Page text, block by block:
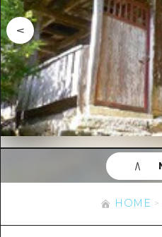
추천
아트
이벤트/축제
음식/술
사이클링
쇼핑
스포츠
나이트 라
목록
Dive!
히로시마시
아키(安芸)
빈고(備後)
관광지・체험
목록
히로시마시
아키(安芸)
빈고(備後)
비북(備北)
게이호쿠(
계절 정보
이벤트
유용한 정보
목록
접근
HOME